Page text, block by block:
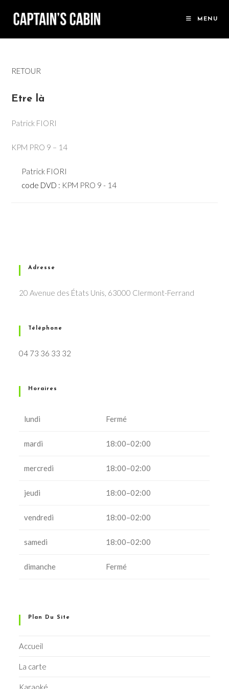
MENU
RETOUR
Etre là
Patrick FIORI
KPM PRO 9 – 14
Patrick FIORI
code DVD : KPM PRO 9 - 14
Adresse
20 Avenue des États Unis, 63000 Clermont-Ferrand
Téléphone
04 73 36 33 32
Horaires
lundi Fermé
mardi 18:00–02:00
mercredi 18:00–02:00
jeudi 18:00–02:00
vendredi 18:00–02:00
samedi 18:00–02:00
dimanche Fermé
Plan Du Site
Accueil
La carte
Karaoké